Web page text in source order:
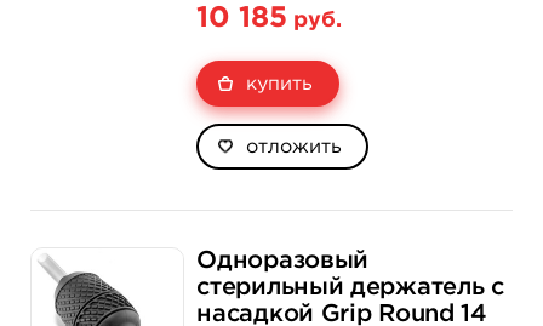
10 185 руб.
купить
отложить
Одноразовый
стерильный держатель с
насадкой Grip Round 14